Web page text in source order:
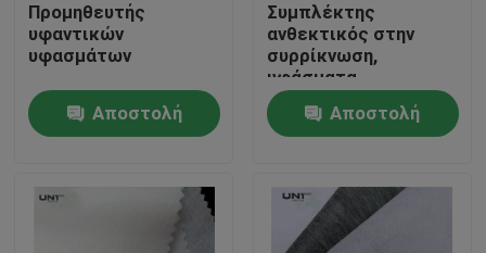
Σπίτι
Σχετικά με εμάς
Προμηθευτής
υφαντικών
υφασμάτων
Αποστολή
Συμπλέκτης
ανθεκτικός στην
συρρίκνωση,
υφάσματα
διασύνδεσης,
υφασμένα 112 cm
Αποστολή